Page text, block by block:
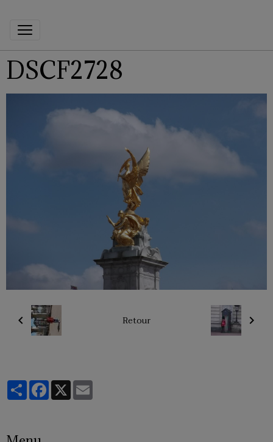
DSCF2728
Retour
PartagerFacebook
X